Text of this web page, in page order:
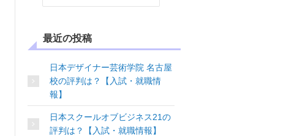
最近の投稿
日本デザイナー芸術学院 名古屋
校の評判は？【入試・就職情
報】
日本スクールオブビジネス21の
評判は？【入試・就職情報】